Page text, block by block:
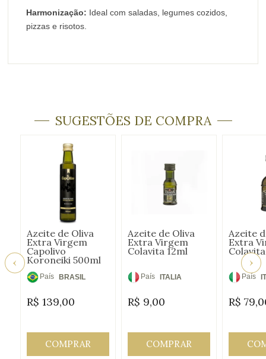
Harmonização: Ideal com saladas, legumes cozidos,
pizzas e risotos.
SUGESTÕES DE COMPRA
Azeite de Oliva
Extra Virgem
Capolivo
Koroneiki 500ml
País
Origem:
BRASIL
R$ 139,00
COMPRAR
Azeite de Oliva
Extra Virgem
Colavita 12ml
País
Origem:
ITALIA
R$ 9,00
COMPRAR
Azeite
Extra
País
R$